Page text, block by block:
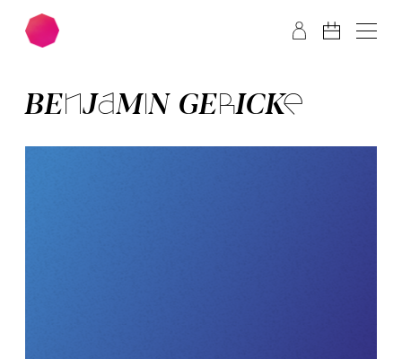
Zum Hauptinhalt springen Zum Footer springen
BEN­JA­MIN GE­RICK­E